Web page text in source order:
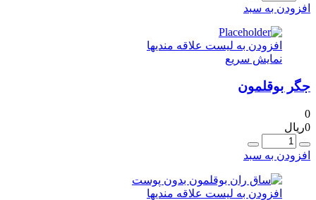
افزودن به سبد
افزودن به لیست علاقه مندیها
نمایش سریع
جگر بوقلمون
ریال
تعداد
افزودن به سبد
افزودن به لیست علاقه مندیها